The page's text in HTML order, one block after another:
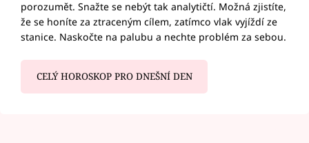
porozumět. Snažte se nebýt tak analytičtí. Možná zjistíte,
že se honíte za ztraceným cílem, zatímco vlak vyjíždí ze
stanice. Naskočte na palubu a nechte problém za sebou.
CELÝ HOROSKOP PRO DNEŠNÍ DEN